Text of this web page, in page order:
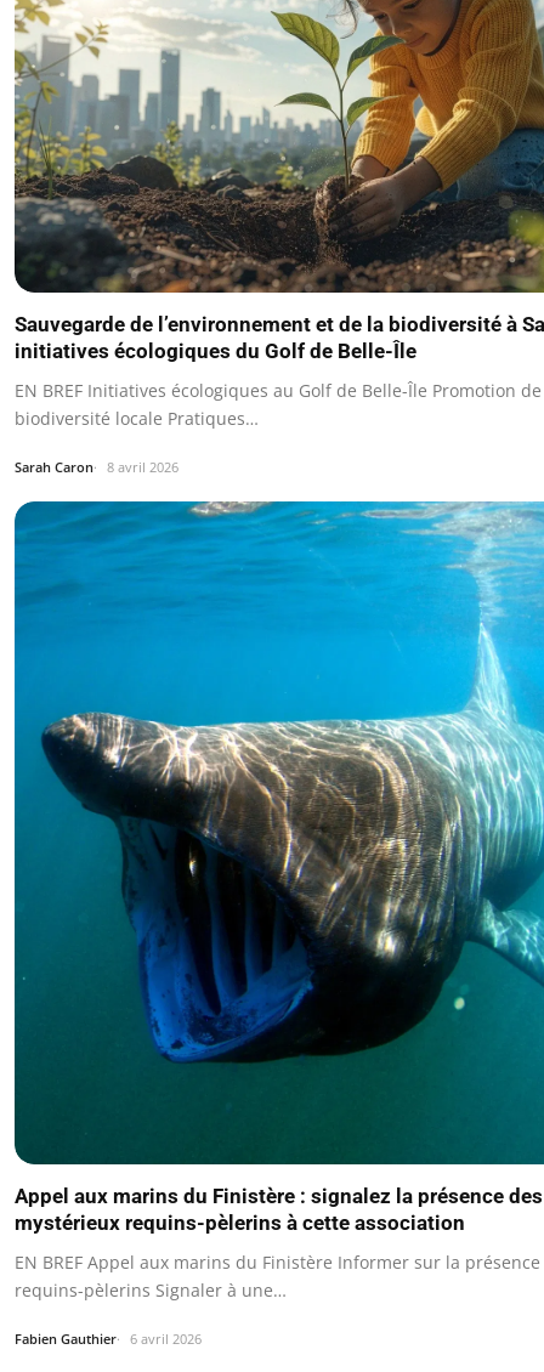
Sauvegarde de l’environnement et de la biodiversité à
initiatives écologiques du Golf de Belle-Île
EN BREF Initiatives écologiques au Golf de Belle-Île Promotion
biodiversité locale Pratiques…
Sarah Caron 8 avril 2026
Appel aux marins du Finistère : signalez la présence des
mystérieux requins-pèlerins à cette association
EN BREF Appel aux marins du Finistère Informer sur la
requins-pèlerins Signaler à une…
Fabien Gauthier 6 avril 2026